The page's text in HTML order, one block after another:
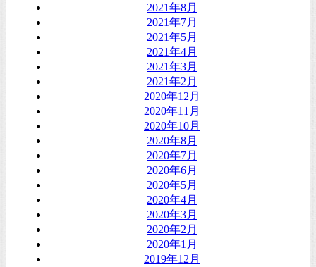
2021年8月
2021年7月
2021年5月
2021年4月
2021年3月
2021年2月
2020年12月
2020年11月
2020年10月
2020年8月
2020年7月
2020年6月
2020年5月
2020年4月
2020年3月
2020年2月
2020年1月
2019年12月